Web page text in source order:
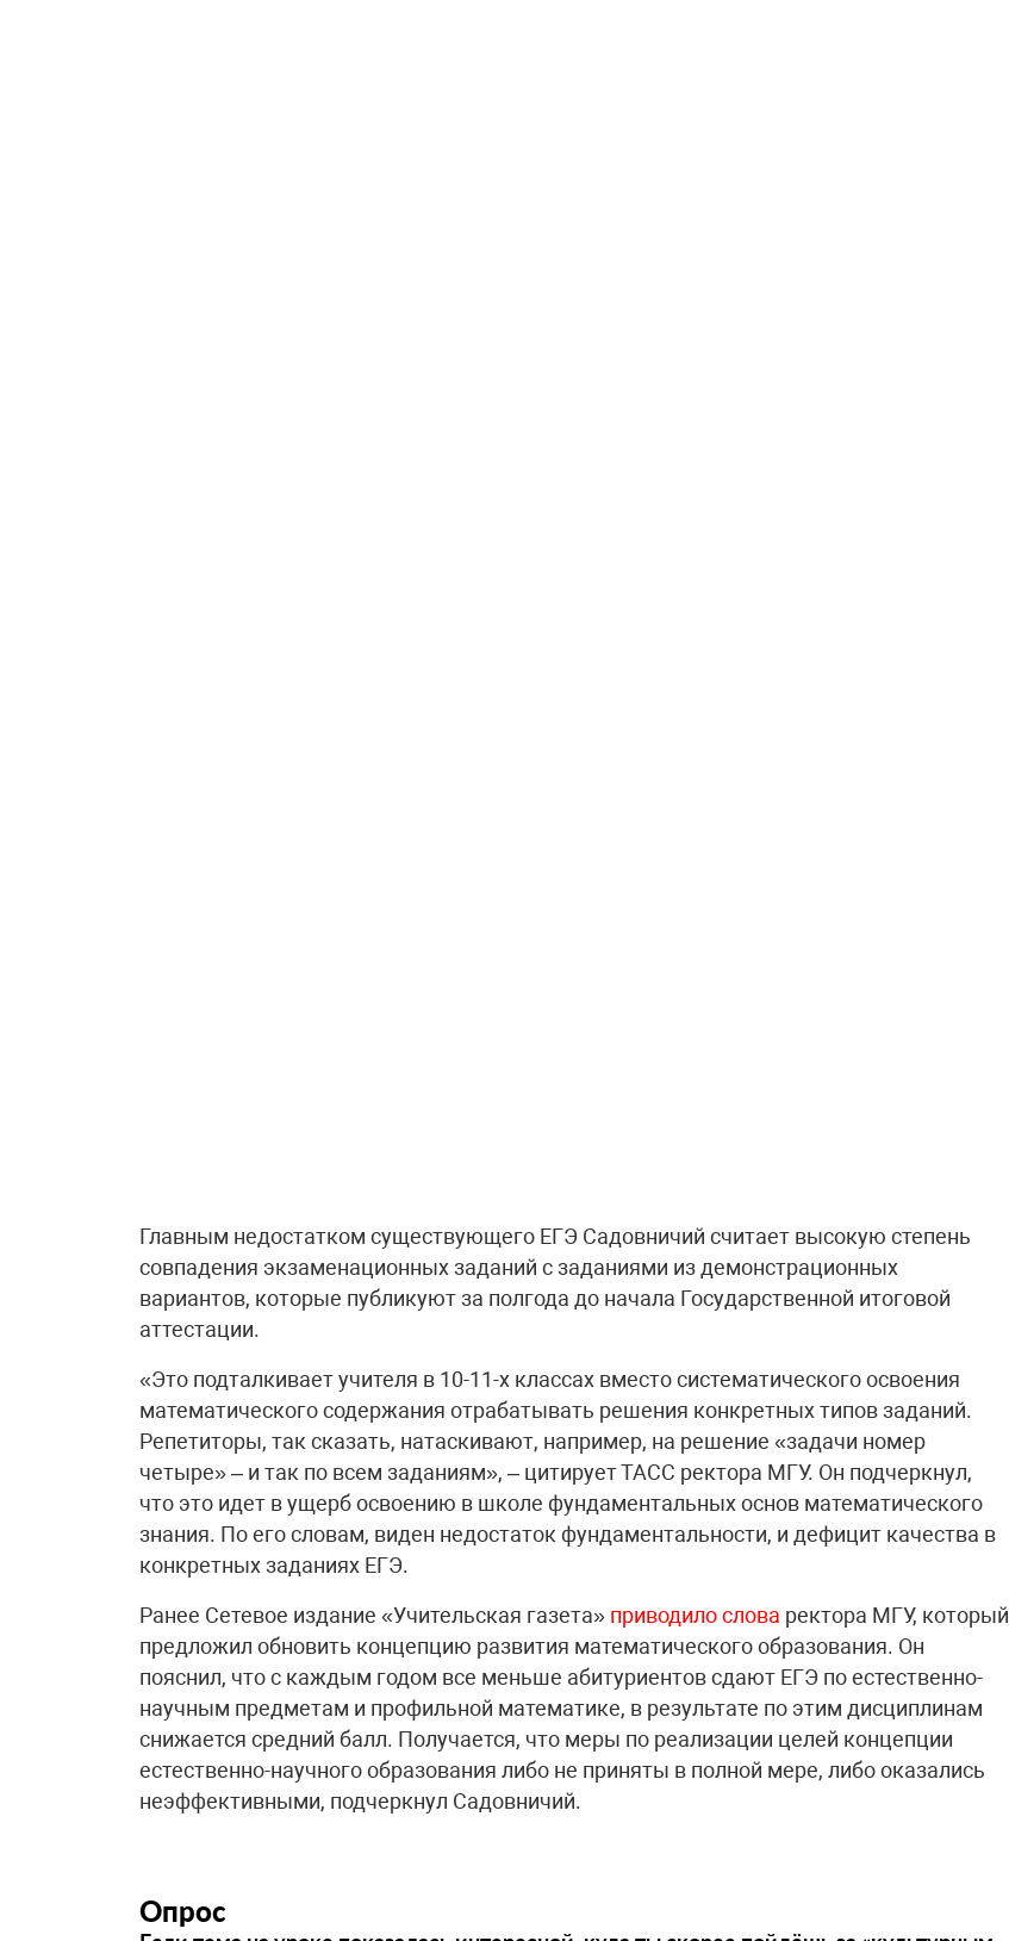
Главным недостатком существующего ЕГЭ Садовничий считает высокую степень
совпадения экзаменационных заданий с заданиями из демонстрационных
вариантов, которые публикуют за полгода до начала Государственной итоговой
аттестации.
«Это подталкивает учителя в 10-11-х классах вместо систематического освоения
математического содержания отрабатывать решения конкретных типов заданий.
Репетиторы, так сказать, натаскивают, например, на решение «задачи номер
четыре» – и так по всем заданиям», – цитирует ТАСС ректора МГУ. Он подчеркнул,
что это идет в ущерб освоению в школе фундаментальных основ математического
знания. По его словам, виден недостаток фундаментальности, и дефицит качества в
конкретных заданиях ЕГЭ.
Ранее Сетевое издание «Учительская газета» приводило слова ректора МГУ, который
предложил обновить концепцию развития математического образования. Он
пояснил, что с каждым годом все меньше абитуриентов сдают ЕГЭ по естественно-
научным предметам и профильной математике, в результате по этим дисциплинам
снижается средний балл. Получается, что меры по реализации целей концепции
естественно-научного образования либо не приняты в полной мере, либо оказались
неэффективными, подчеркнул Садовничий.
Опрос